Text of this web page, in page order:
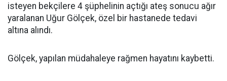
isteyen bekçilere 4 şüphelinin açtığı ateş sonucu ağır
yaralanan Uğur Gölçek, özel bir hastanede tedavi
altına alındı.
Gölçek, yapılan müdahaleye rağmen hayatını kaybetti.